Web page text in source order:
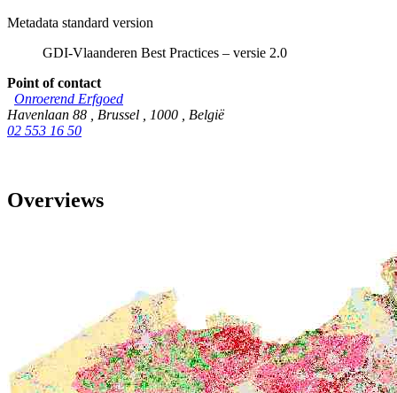
Metadata standard version
GDI-Vlaanderen Best Practices – versie 2.0
Point of contact
Onroerend Erfgoed
Havenlaan 88
Brussel 1000
België
02 553 16 50
Overviews